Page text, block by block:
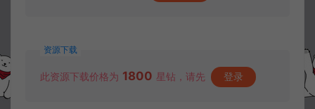
资源下载
此资源下载价格为 1800 星钻，请先 登录